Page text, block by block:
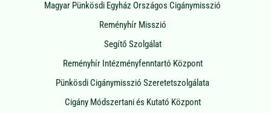
Magyar Pünkösdi Egyház Országos Cigánymisszió
Reményhír Misszió
Segítő Szolgálat
Reményhír Intézményfenntartó Központ
Pünkösdi Cigánymisszió Szeretetszolgálata
Cigány Módszertani és Kutató Központ